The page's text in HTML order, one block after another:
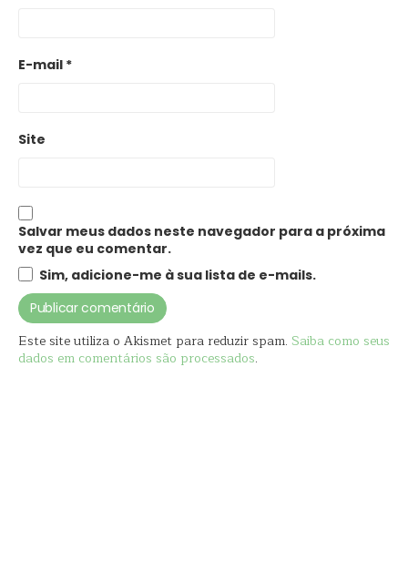
E-mail *
Site
Salvar meus dados neste navegador para a próxima
vez que eu comentar.
Sim, adicione-me à sua lista de e-mails.
Este site utiliza o Akismet para reduzir spam. Saiba como seus
dados em comentários são processados.